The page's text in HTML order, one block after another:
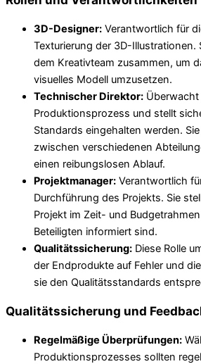
3D-Designer: Verantwortlich für
Texturierung der 3D-Illustrationen.
dem Kreativteam zusammen, um
visuelles Modell umzusetzen.
Technischer Direktor:
Produktionsprozess und stellt
Standards eingehalten werden.
zwischen verschiedenen
einen reibungslosen Ablauf.
Projektmanager: Verantwortlich
Durchführung des Projekts. Sie
Projekt im Zeit- und
Beteiligten informiert sind.
Qualitätssicherung: Diese Rolle
der Endprodukte auf Fehler und
sie den Qualitätsstandards
Qualitätssicherung und
Regelmäßige Überprüfungen:
Produktionsprozesses sollten